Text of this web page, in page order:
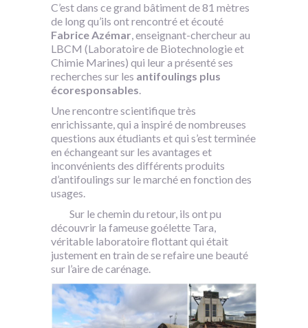
C’est dans ce grand bâtiment de 81 mètres
de long qu’ils ont rencontré et écouté
Fabrice Azémar, enseignant-chercheur au
LBCM (Laboratoire de Biotechnologie et
Chimie Marines) qui leur a présenté ses
recherches sur les antifoulings plus
écoresponsables.
Une rencontre scientifique très
enrichissante, qui a inspiré de nombreuses
questions aux étudiants et qui s’est terminée
en échangeant sur les avantages et
inconvénients des différents produits
d’antifoulings sur le marché en fonction des
usages.
Sur le chemin du retour, ils ont pu
découvrir la fameuse goélette Tara,
véritable laboratoire flottant qui était
justement en train de se refaire une beauté
sur l’aire de carénage.